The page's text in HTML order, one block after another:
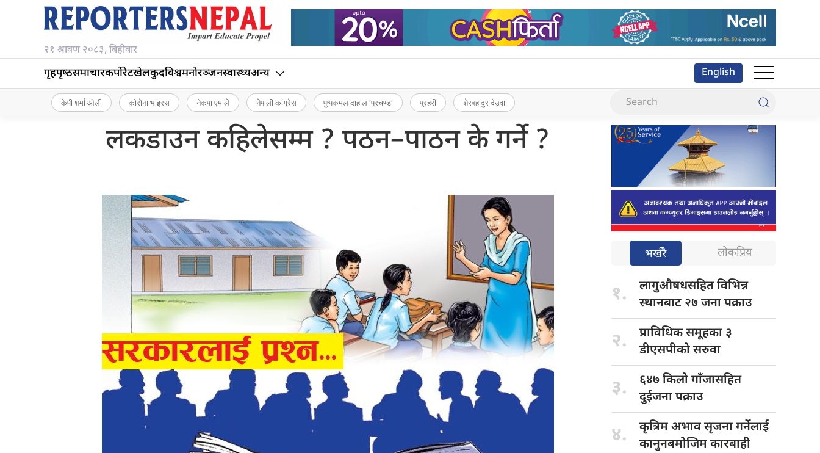
२१ श्रावण २०८३, बिहीबार
गृहपृष्‍ठसमाचारकर्पोरेटखेलकुदविश्वमनोरञ्जनस्वास्थ्यअन्य English
केपी शर्मा ओली कोरोना भाइरस नेकपा एमाले नेपाली कांग्रेस पुष्पकमल दाहाल ‘प्रचण्ड’ प्रहरी शेरबहादुर देउवा
लकडाउन कहिलेसम्म ? पठन–पाठन के गर्ने ?
भर्खरै लोकप्रिय
१.
लागुऔषधसहित विभिन्न
स्थानबाट २७ जना पक्राउ
२. प्राविधिक समूहका ३
डीएसपीको सरुवा
३. ६४७ किलोगाँजासहित
दुईजना पक्राउ
४. कृत्रिम अभावसृजना गर्नेलाई
कानुनबमोजिम कारबाही